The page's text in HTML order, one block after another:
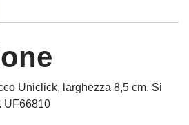
Uniclick, larghezza 8,5 cm. Si
UF66810